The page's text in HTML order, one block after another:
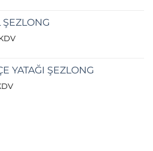
ŞEZLONG
YATAĞI ŞEZLONG